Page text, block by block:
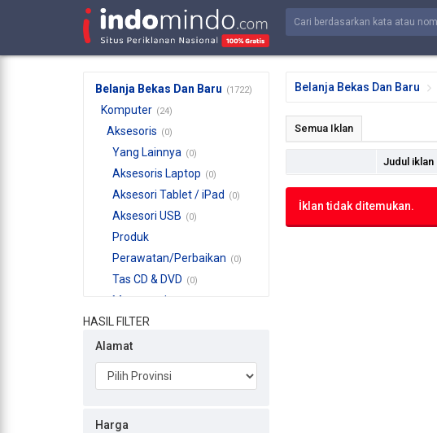
Belanja Bekas Dan Baru (1722)
Komputer (24)
Aksesoris (0)
Yang Lainnya (0)
Aksesoris Laptop (0)
Aksesori Tablet / iPad (0)
Aksesori USB (0)
Produk
Perawatan/Perbaikan (0)
Tas CD & DVD (0)
Mousepad
Presentasi Jarak Jauh
HASIL FILTER
Alamat
Harga
Belanja Bekas Dan Baru
Semua Iklan
Judul iklan
İklan tidak ditemukan.